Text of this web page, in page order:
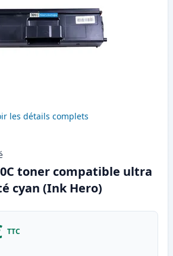
les détails complets
toner compatible ultra
cyan (Ink Hero)
TTC